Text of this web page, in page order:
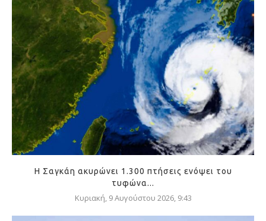
Η Σαγκάη ακυρώνει 1.300 πτήσεις ενόψει του
τυφώνα...
Κυριακή, 9 Αυγούστου 2026, 9:43